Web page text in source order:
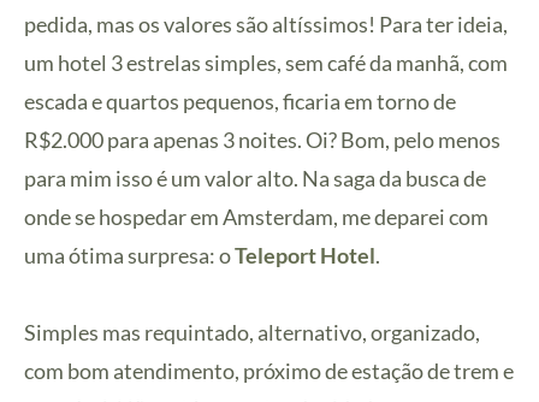
pedida, mas os valores são altíssimos! Para ter ideia,
um hotel 3 estrelas simples, sem café da manhã, com
escada e quartos pequenos, ficaria em torno de
R$2.000 para apenas 3 noites. Oi? Bom, pelo menos
para mim isso é um valor alto. Na saga da busca de
onde se hospedar em Amsterdam, me deparei com
uma ótima surpresa: oTeleport Hotel.
Simples mas requintado, alternativo, organizado,
com bom atendimento, próximo de estação de trem e